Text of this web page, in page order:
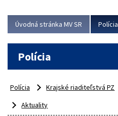
Úvodná stránka MV SR Polícia
Polícia
Polícia Krajské riaditeľstvá PZ
Aktuality